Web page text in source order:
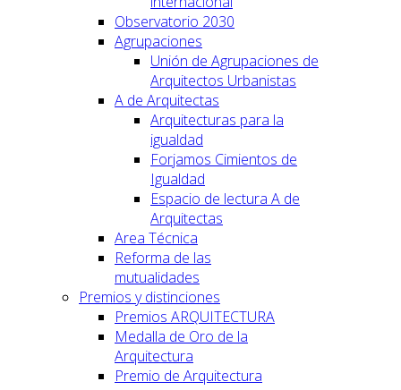
Observatorio 2030
Agrupaciones
Unión de Agrupaciones de
Arquitectos Urbanistas
A de Arquitectas
Arquitecturas para la
igualdad
Forjamos Cimientos de
Igualdad
Espacio de lectura A de
Arquitectas
Area Técnica
Reforma de las
mutualidades
Premios y distinciones
Premios ARQUITECTURA
Medalla de Oro de la
Arquitectura
Premio de Arquitectura